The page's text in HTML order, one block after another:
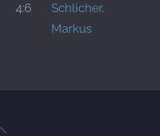
4:6
Schlicher,
Markus